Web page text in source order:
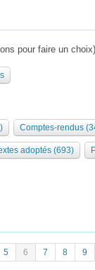
Collège des
pour faire un choix)
Comptes-rendus
adoptés (693)
5 6 7 8 9